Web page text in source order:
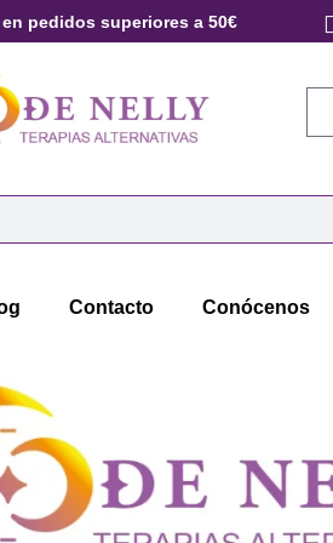
pedidos superiores a 50€
Contacto Conócenos